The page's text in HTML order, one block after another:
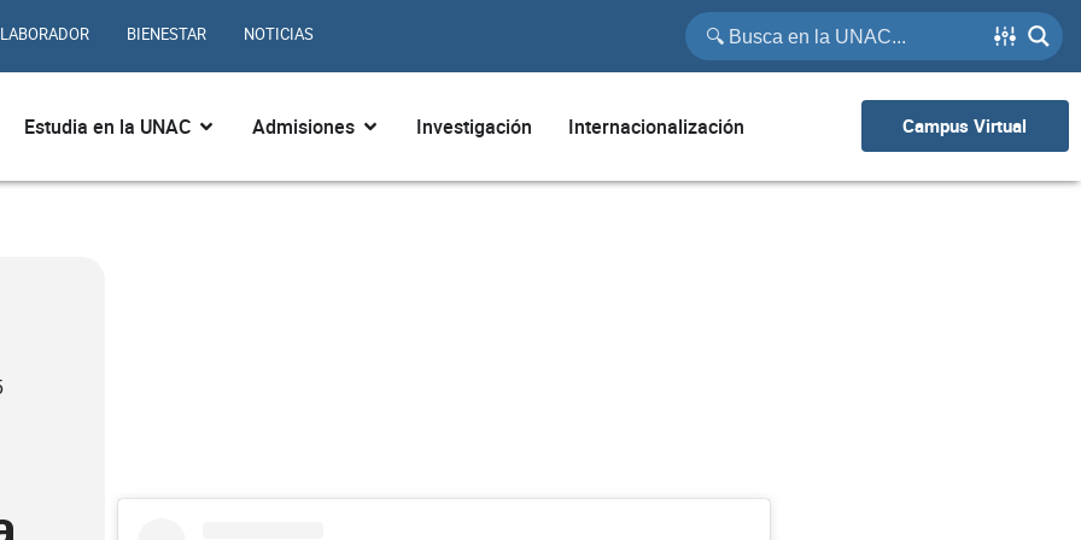
BIENESTAR NOTICIAS
¿Quiénes somos?
Estudia en la UNAC Abrir Estudia en la UNAC
Admisiones Abrir Admisiones
Investigación Internacionalización Campus Virtual